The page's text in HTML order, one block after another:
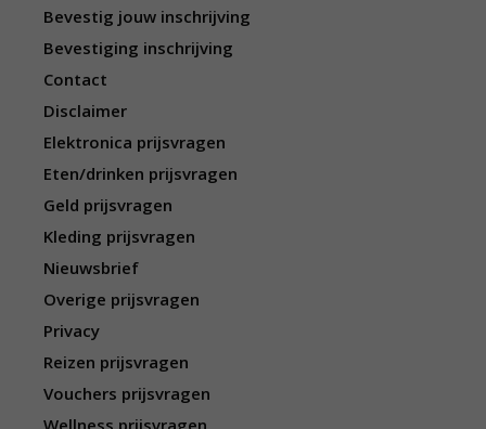
Bevestig jouw inschrijving
Bevestiging inschrijving
Contact
Disclaimer
Elektronica prijsvragen
Eten/drinken prijsvragen
Geld prijsvragen
Kleding prijsvragen
Nieuwsbrief
Overige prijsvragen
Privacy
Reizen prijsvragen
Vouchers prijsvragen
Wellness prijsvragen